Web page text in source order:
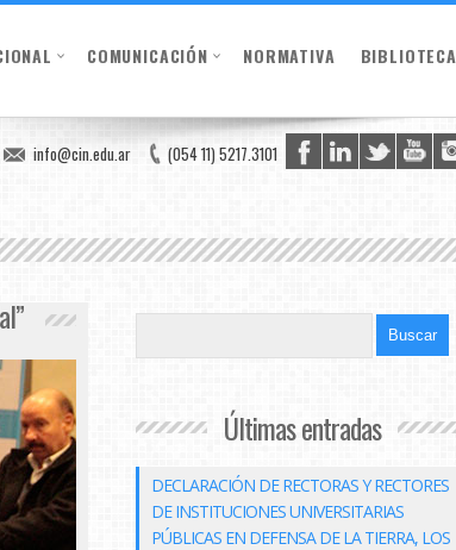
COMUNICACIÓN NORMATIVA BIBLIOTECA
(054 11) 5217.3101
info@cin.edu.ar
Últimas entradas
DECLARACIÓN DE RECTORAS Y RECTORES
DE INSTITUCIONES UNIVERSITARIAS
PÚBLICAS EN DEFENSA DE LA TIERRA, LOS